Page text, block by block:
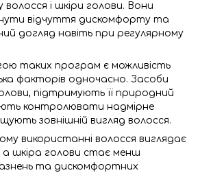
і шкіри голови. Вони
відчуття дискомфорту та
догляд навіть при регулярному
таких програм є можливість
факторів одночасно. Засоби
підтримують її природний
контролювати надмірне
зовнішній вигляд волосся.
використанні волосся виглядає
а шкіра голови стає менш
та дискомфортних